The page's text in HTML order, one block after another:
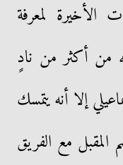
الأخيرة لمعرفة
أكثر من نادٍ
إلا أنه يتمسك
المقبل مع الفريق